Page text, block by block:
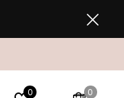
0 0